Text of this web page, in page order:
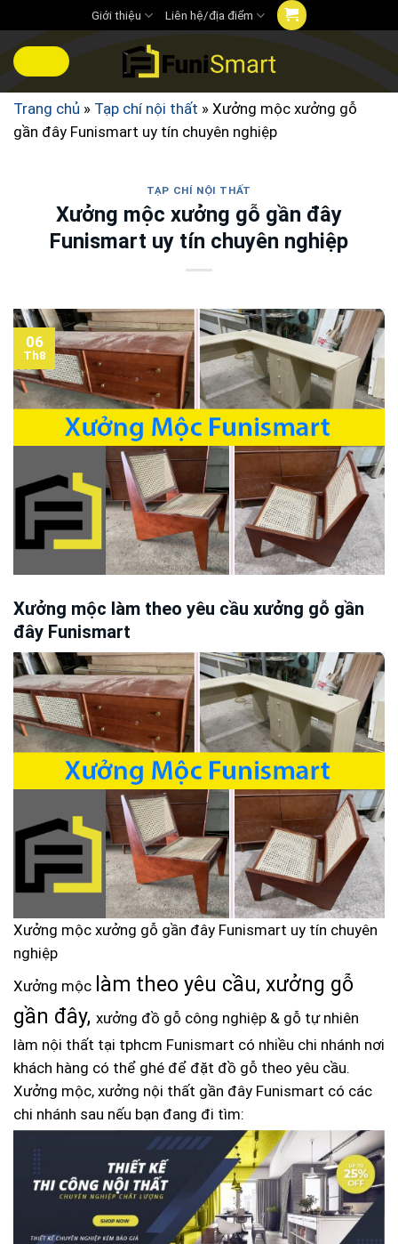
đến
nội
dung
Giới thiệu Liên hệ/địa điểm
MENU
Trang chủ » Tạp chí nội thất » Xưởng mộc xưởng gỗ
gần đây Funismart uy tín chuyên nghiệp
TẠP CHÍ NỘI THẤT
Xưởng mộc xưởng gỗ gần đây
Funismart uy tín chuyên nghiệp
06
Th8
Xưởng mộc làm theo yêu cầu xưởng gỗ gần
đây Funismart
Xưởng mộc xưởng gỗ gần đây Funismart uy tín chuyên
nghiệp
Xưởng mộc làm theo yêu cầu, xưởng gỗ
gần đây, xưởng đồ gỗ công nghiệp & gỗ tự nhiên
làm nội thất tại tphcm Funismart có nhiều chi nhánh nơi
khách hàng có thể ghé để đặt đồ gỗ theo yêu cầu.
Xưởng mộc, xưởng nội thất gần đây Funismart có các
chi nhánh sau nếu bạn đang đi tìm: